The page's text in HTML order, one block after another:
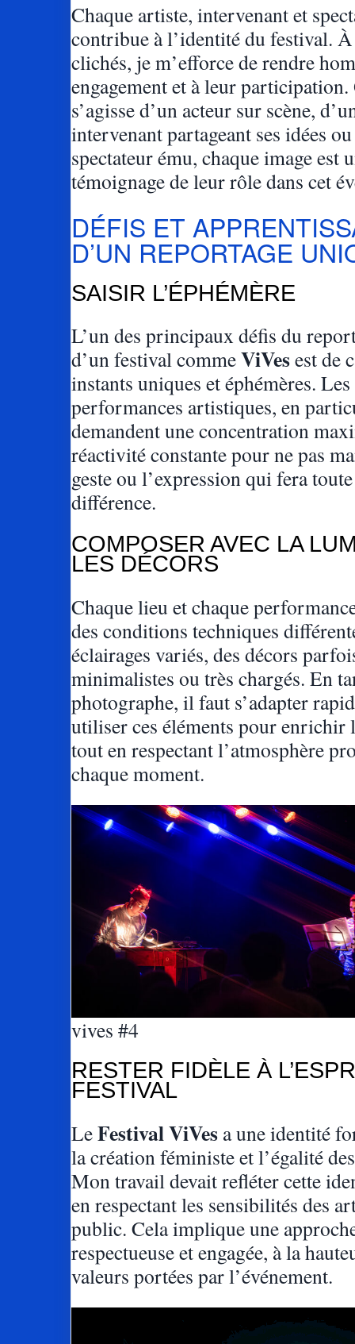
Chaque artiste, intervenant et
contribue à l’identité du festival. À
clichés, je m’efforce de rendre
engagement et à leur participation.
s’agisse d’un acteur sur scène,
intervenant partageant ses idées
spectateur ému, chaque image est
témoignage de leur rôle dans cet
DÉFIS ET
D’UN REPORTAGE
SAISIR L’ÉPHÉMÈRE
L’un des principaux défis du
d’un festival commeViVesest de
instants uniques et éphémères. Les
performances artistiques, en
demandent une concentration
réactivité constante pour ne pas
geste ou l’expression qui fera
différence.
COMPOSER AVEC LA
LES DÉCORS
Chaque lieu et chaque
des conditions techniques
éclairages variés, des décors
minimalistes ou très chargés. En
photographe, il faut s’adapter
utiliser ces éléments pour enrichir
tout en respectant l’atmosphère
chaque moment.
vives #4
RESTER FIDÈLE À
FESTIVAL
LeFestival ViVes a une identité
la création féministe et l’égalité
Mon travail devait refléter cette
en respectant les sensibilités des
public. Cela implique une
respectueuse et engagée, à la
valeurs portées par l’événement.